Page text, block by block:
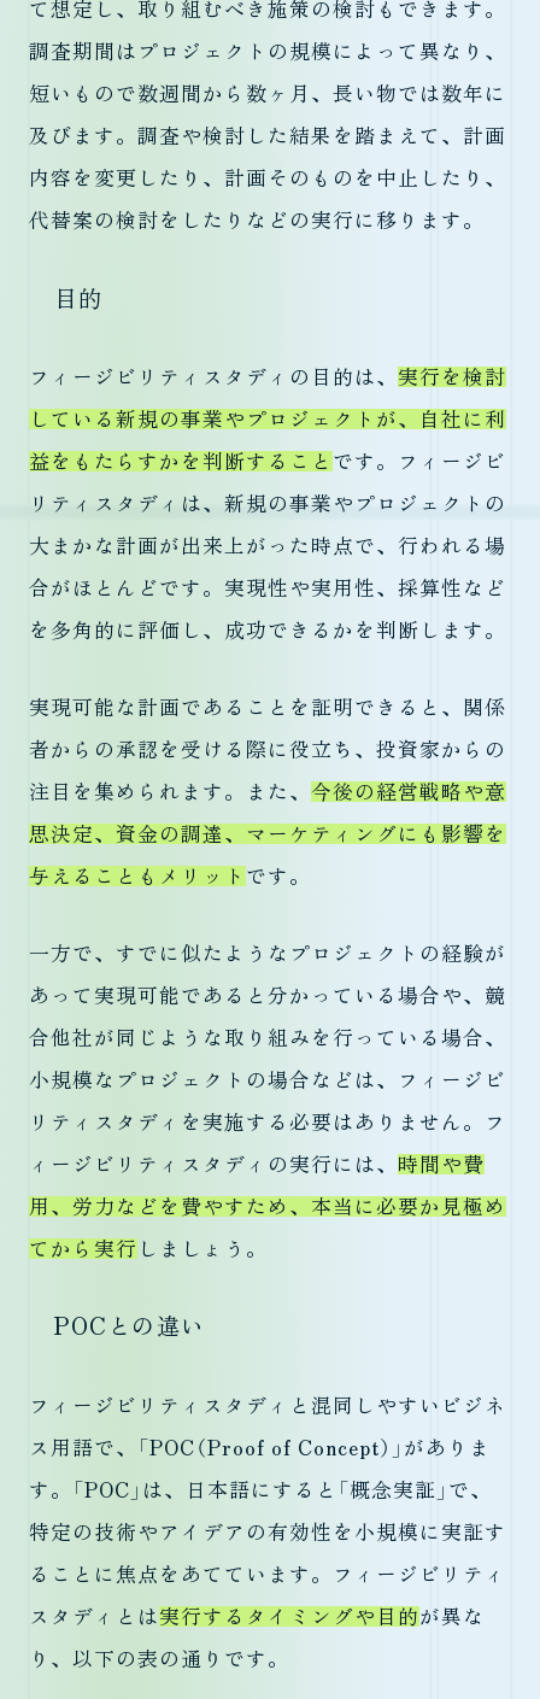
て想定し、取り組むべき施策の検討もできます。
調査期間はプロジェクトの規模によって異なり、
短いもので数週間から数ヶ月、長い物では数年に
及びます。調査や検討した結果を踏まえて、計画
内容を変更したり、計画そのものを中止したり、
代替案の検討をしたりなどの実行に移ります。
目的
フィージビリティスタディの目的は、 実行を検討
している新規の事業やプロジェクトが、自社に利
益をもたらすかを判断すること です。フィージビ
リティスタディは、新規の事業やプロジェクトの
大まかな計画が出来上がった時点で、行われる場
合がほとんどです。実現性や実用性、採算性など
を多角的に評価し、成功できるかを判断します。
実現可能な計画であることを証明できると、関係
者からの承認を受ける際に役立ち、投資家からの
注目を集められます。また、 今後の経営戦略や意
思決定、資金の調達、マーケティングにも影響を
与えることもメリット です。
一方で、すでに似たようなプロジェクトの経験が
あって実現可能であると分かっている場合や、競
合他社が同じような取り組みを行っている場合、
小規模なプロジェクトの場合などは、フィージビ
リティスタディを実施する必要はありません。フ
ィージビリティスタディの実行には、 時間や費
用、労力などを費やすため、本当に必要か見極め
てから実行 しましょう。
POCとの違い
フィージビリティスタディと混同しやすいビジネ
ス用語で、「POC（Proof of Concept）」がありま
す。「POC」は、日本語にすると「概念実証」で、
特定の技術やアイデアの有効性を小規模に実証す
ることに焦点をあてています。フィージビリティ
スタディとは 実行するタイミングや目的が異な
り、以下の表の通りです。